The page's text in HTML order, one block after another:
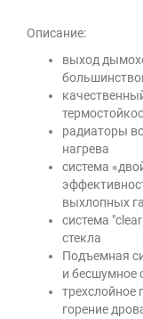
Описание:
выход
радиаторы
нагрева
система
выхлопных
система
стекла
Подъемная
и бесшумное
трехслойное
горение